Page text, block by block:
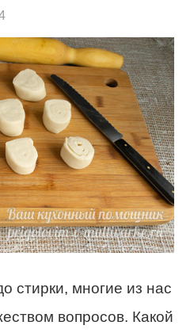
стирки, многие из нас
вопросов. Какой